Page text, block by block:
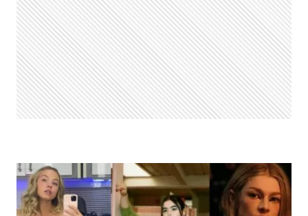
ARTE
ENCONTRA
A
MODA